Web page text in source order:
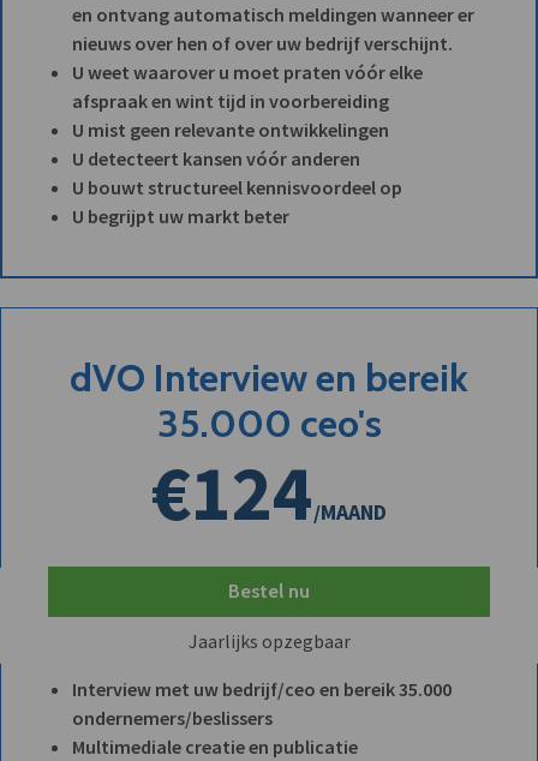
en ontvang automatisch meldingen wanneer er
nieuws over hen of over uw bedrijf verschijnt.
U weet waarover u moet praten vóór elke
afspraak en wint tijd in voorbereiding
U mist geen relevante ontwikkelingen
U detecteert kansen vóór anderen
U bouwt structureel kennisvoordeel op
U begrijpt uw markt beter
dVO Interview en bereik
35.000 ceo's
€124/MAAND
Bestel nu
Jaarlijks opzegbaar
Interview met uw bedrijf/ceo en bereik 35.000
ondernemers/beslissers
Multimediale creatie en publicatie